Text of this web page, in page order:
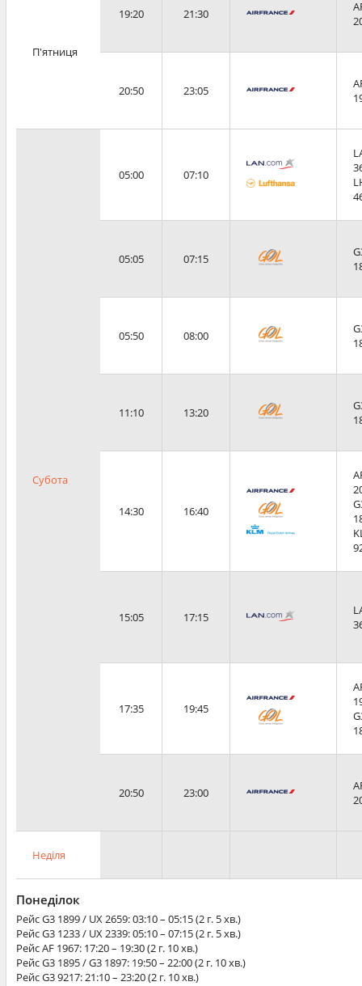
П'ятниця
19:20 21:30
20:50 23:05
Субота
05:00 07:10
05:05 07:15
05:50 08:00
11:10 13:20
14:30 16:40
15:05 17:15
17:35 19:45
20:50 23:00
Неділя
Понеділок
РейсG3 1899 / UX 2659: 03:10 – 05:15 (2 г. 5 хв.)
РейсG3 1233 / UX 2339: 05:10 – 07:15 (2 г. 5 хв.)
РейсAF 1967: 17:20 – 19:30 (2 г. 10 хв.)
РейсG3 1895 / G3 1897: 19:50 – 22:00 (2 г. 10 хв.)
РейсG3 9217: 21:10 – 23:20 (2 г. 10 хв.)